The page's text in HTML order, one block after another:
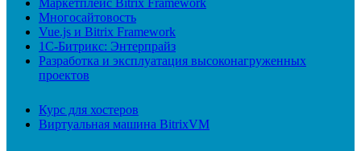
Маркетплейс Bitrix Framework
Многосайтовость
Vue.js и Bitrix Framework
1С-Битрикс: Энтерпрайз
Разработка и эксплуатация высоконагруженных
проектов
Курс для хостеров
Виртуальная машина BitrixVM